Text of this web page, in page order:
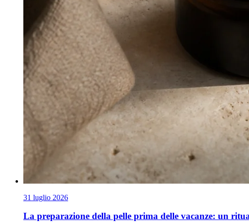
31 luglio 2026
La preparazione della pelle prima delle vacanze: un